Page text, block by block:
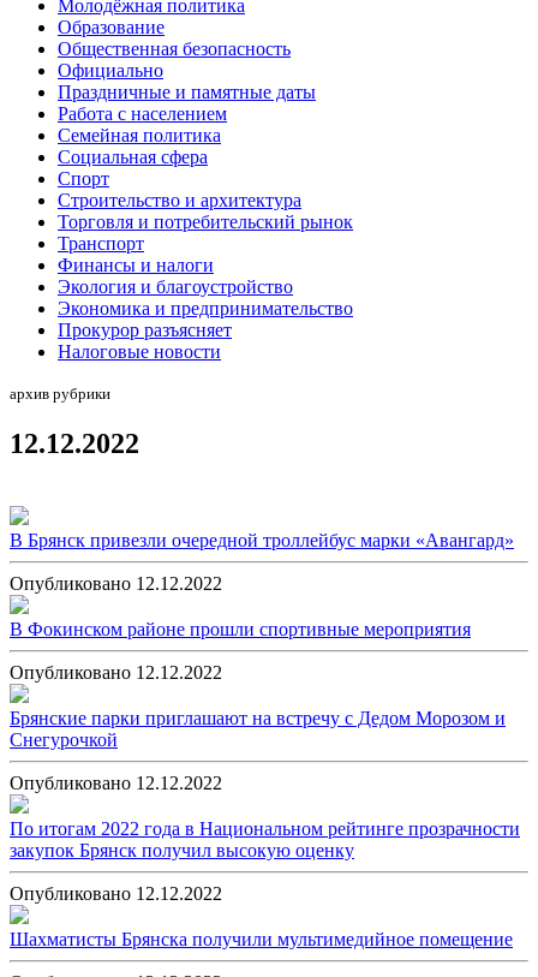
Молодёжная политика
Образование
Общественная безопасность
Официально
Праздничные и памятные даты
Работа с населением
Семейная политика
Социальная сфера
Спорт
Строительство и архитектура
Торговля и потребительский рынок
Транспорт
Финансы и налоги
Экология и благоустройство
Экономика и предпринимательство
Прокурор разъясняет
Налоговые новости
архив рубрики
12.12.2022
В Брянск привезли очередной троллейбус марки «Авангард»
Опубликовано 12.12.2022
В Фокинском районе прошли спортивные мероприятия
Опубликовано 12.12.2022
Брянские парки приглашают на встречу с Дедом Морозом и
Снегурочкой
Опубликовано 12.12.2022
По итогам 2022 года в Национальном рейтинге прозрачности
закупок Брянск получил высокую оценку
Опубликовано 12.12.2022
Шахматисты Брянска получили мультимедийное помещение